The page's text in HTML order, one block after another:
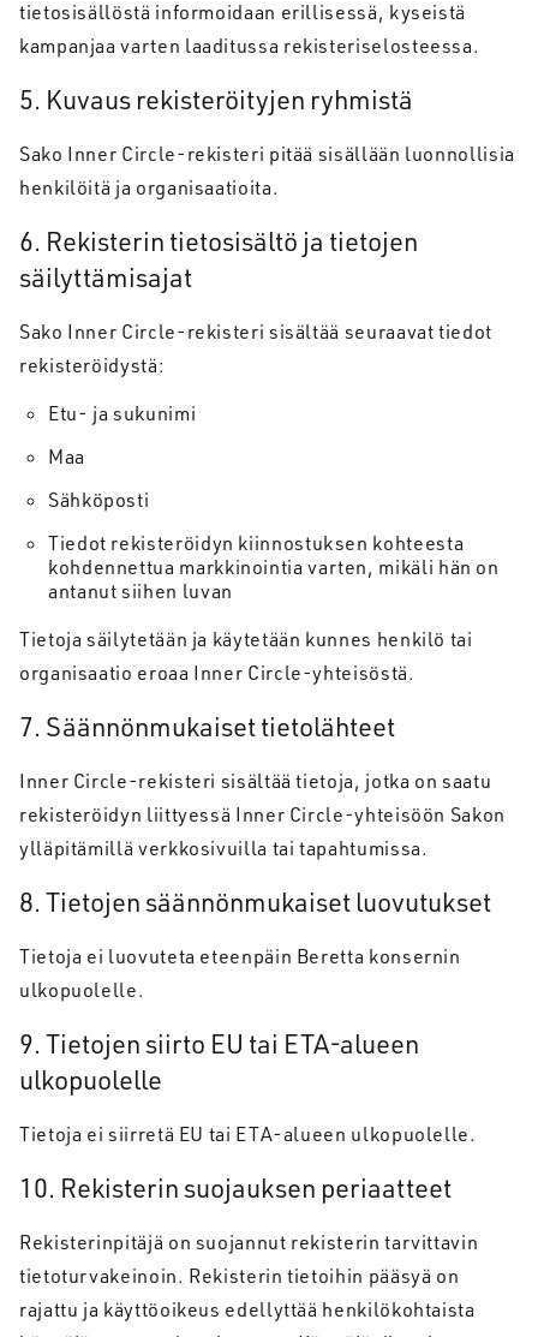
tietosisällöstä informoidaan erillisessä, kyseistä
kampanjaa varten laaditussa rekisteriselosteessa.
5. Kuvaus rekisteröityjen ryhmistä
Sako Inner Circle-rekisteri pitää sisällään luonnollisia
henkilöitä ja organisaatioita.
6. Rekisterin tietosisältö ja tietojen
säilyttämisajat
Sako Inner Circle-rekisteri sisältää seuraavat tiedot
rekisteröidystä:
Etu- ja sukunimi
Maa
Sähköposti
Tiedot rekisteröidyn kiinnostuksen kohteesta
kohdennettua markkinointia varten, mikäli hän on
antanut siihen luvan
Tietoja säilytetään ja käytetään kunnes henkilö tai
organisaatio eroaa Inner Circle-yhteisöstä.
7. Säännönmukaiset tietolähteet
Inner Circle-rekisteri sisältää tietoja, jotka on saatu
rekisteröidyn liittyessä Inner Circle-yhteisöön Sakon
ylläpitämillä verkkosivuilla tai tapahtumissa.
8. Tietojen säännönmukaiset luovutukset
Tietoja ei luovuteta eteenpäin Beretta konsernin
ulkopuolelle.
9. Tietojen siirto EU tai ETA-alueen
ulkopuolelle
Tietoja ei siirretä EU tai ETA-alueen ulkopuolelle.
10. Rekisterin suojauksen periaatteet
Rekisterinpitäjä on suojannut rekisterin tarvittavin
tietoturvakeinoin. Rekisterin tietoihin pääsyä on
rajattu ja käyttöoikeus edellyttää henkilökohtaista